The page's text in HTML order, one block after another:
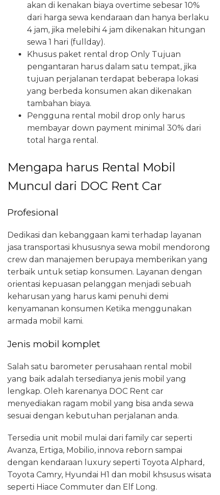
akan di kenakan biaya overtime sebesar 10%
dari harga sewa kendaraan dan hanya berlaku
4 jam, jika melebihi 4 jam dikenakan hitungan
sewa 1 hari (fullday).
Khusus paket rental drop Only Tujuan
pengantaran harus dalam satu tempat, jika
tujuan perjalanan terdapat beberapa lokasi
yang berbeda konsumen akan dikenakan
tambahan biaya.
Pengguna rental mobil drop only harus
membayar down payment minimal 30% dari
total harga rental.
Mengapa harus Rental Mobil
Muncul dari DOC Rent Car
Profesional
Dedikasi dan kebanggaan kami terhadap layanan
jasa transportasi khususnya sewa mobil mendorong
crew dan manajemen berupaya memberikan yang
terbaik untuk setiap konsumen. Layanan dengan
orientasi kepuasan pelanggan menjadi sebuah
keharusan yang harus kami penuhi demi
kenyamanan konsumen Ketika menggunakan
armada mobil kami.
Jenis mobil komplet
Salah satu barometer perusahaan rental mobil
yang baik adalah tersedianya jenis mobil yang
lengkap. Oleh karenanya DOC Rent car
menyediakan ragam mobil yang bisa anda sewa
sesuai dengan kebutuhan perjalanan anda.
Tersedia unit mobil mulai dari family car seperti
Avanza, Ertiga, Mobilio, innova reborn sampai
dengan kendaraan luxury seperti Toyota Alphard,
Toyota Camry, Hyundai H1 dan mobil khsusus wisata
seperti Hiace Commuter dan Elf Long.